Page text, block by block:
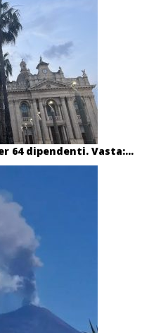
64 dipendenti. Vasta:...